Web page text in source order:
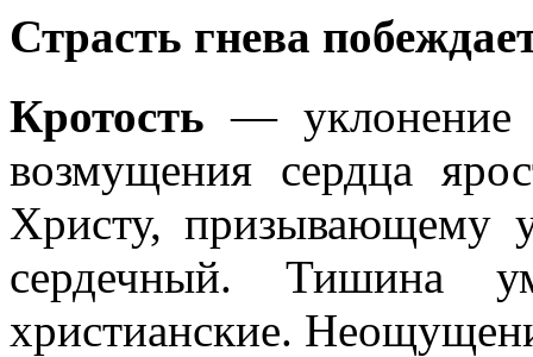
Страсть гнева
Кротость — уклонение
возмущения сердца
Христу, призывающему
сердечный. Тишина
христианские.